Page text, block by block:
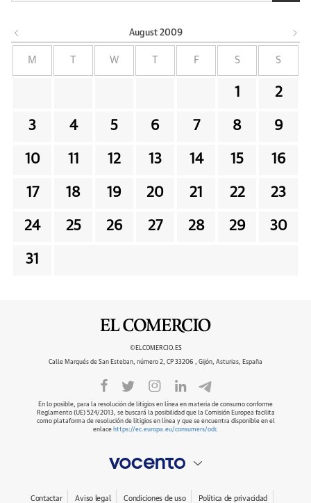
August 2009
M W F S S
1 2
3 4 5 6 7 8 9
10 11 12 13 14 15 16
17 18 19 20 21 22 23
24 25 26 27 28 29 30
31
©ELCOMERCIO.ES
Calle Marqués de San Esteban, número 2, CP 33206 , Gijón, Asturias, España
En lo posible, para la resolución de litigios en línea en materia de consumo conforme
Reglamento (UE) 524/2013, se buscará la posibilidad que la Comisión Europea facilita
como plataforma de resolución de litigios en línea y que se encuentra disponible en el
enlace https://ec.europa.eu/consumers/odr.
Contactar Aviso legal Condiciones de uso Política de privacidad